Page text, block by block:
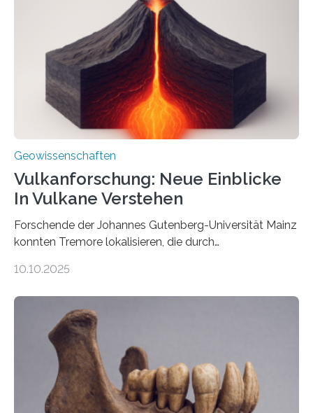
diese Partikel es den Organismen ermöglicht haben
könnten, winzige Schwankungen sowohl in der
Richtung als auch in der Intensität des Erdmagnetfelds
wahrzunehmen. Dadurch konnten sie sich verorten und
über den Ozean navigieren. Vor einigen Jahren…
Geowissenschaften
Vulkanforschung: Neue Einblicke
In Vulkane Verstehen
Forschende der Johannes Gutenberg-Universität Mainz
konnten Tremore lokalisieren, die durch
Vulkan? Was passiert in der Erde darunter? Wo
erzeugt durch Magma oder Gase, die sich durch
Schlote einen Weg nach oben bahnen? Jun.-Prof. Dr.
Miriam Christina Reiss, Vulkanseismologin an der
Johannes Gutenberg-Universität Mainz (JGU), und ihr
Team haben am Vulkan Oldoinyo Lengai in Tansania
solche Tremore lokalisiert. „Wir konnten die Tremore
nicht nur nachweisen, sondern ihren Ort in…
10.10.2025